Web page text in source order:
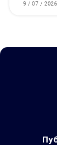
9 / 07 / 2026